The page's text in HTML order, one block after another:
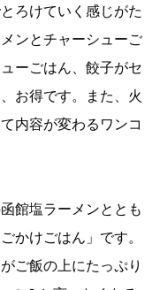
ろけていく感じがた
ンとチャーシューご
ーごはん、餃子がセ
お得です。また、火
内容が変わるワンコ
館塩ラーメンととも
かけごはん」です。
ご飯の上にたっぷり